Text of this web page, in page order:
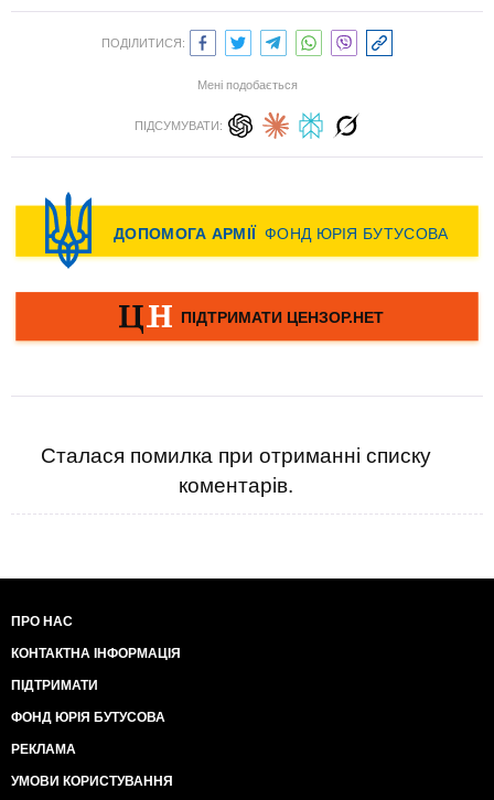
ПОДІЛИТИСЯ:
Мені подобається
ПІДСУМУВАТИ:
Сталася помилка при отриманні списку
коментарів.
ПРО НАС
КОНТАКТНА ІНФОРМАЦІЯ
ПІДТРИМАТИ
ФОНД ЮРІЯ БУТУСОВА
РЕКЛАМА
УМОВИ КОРИСТУВАННЯ